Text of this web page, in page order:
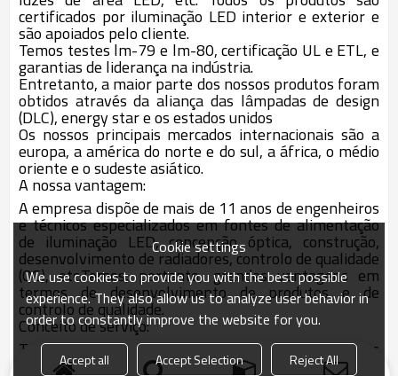
certificados por iluminação LED interior e exterior e
são apoiados pelo cliente.
Temos testes lm-79 e lm-80, certificação UL e ETL, e
garantias de liderança na indústria.
Entretanto, a maior parte dos nossos produtos foram
obtidos através da aliança das lâmpadas de design
(DLC), energy star e os estados unidos
Os nossos principais mercados internacionais são a
europa, a américa do norte e do sul, a áfrica, o médio
oriente e o sudeste asiático.
A nossa vantagem:
A empresa dispõe de mais de 11 anos de engenheiros
e técnicos especializados em fontes de alimentação
de iluminação LED, concepção óptica, construção,
desenvolvimento de radiadores, controlo de qualidade
(QC), etc.Temos, portanto, grandes vantagens em
termos de desenvolvimento de produtos e de
controlo de qualidade.
Conceito de serviço:
Todos os pedidos, questões e queixas serão resolvidos
com a sua satisfação e rapidez.Dissemos que íamos!
Cookie settings
We use cookies to provide you with the best possible
experience. They also allow us to analyze user behavior in
order to constantly improve the website for you.
Accept all Accept Selection Reject All